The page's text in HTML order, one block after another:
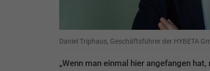
Daniel Triphaus, Geschäftsführer der HYBETA
„Wenn man einmal hier angefangen